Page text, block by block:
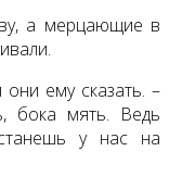
а мерцающие в
ему сказать. –
бока мять. Ведь
у нас на